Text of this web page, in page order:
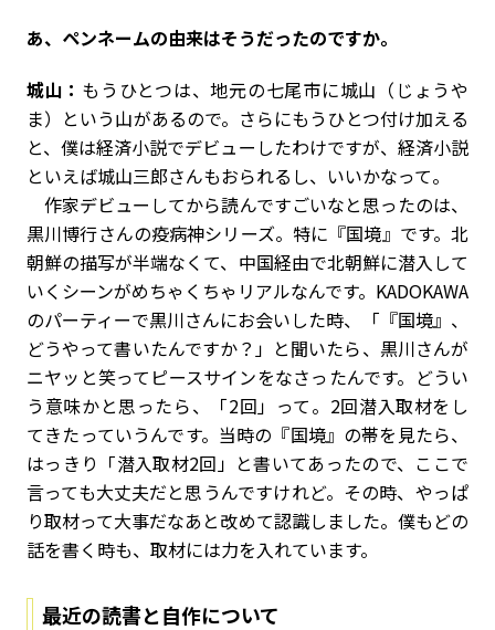
――あ、ペンネームの由来はそうだったのですか。
城山： もうひとつは、地元の七尾市に城山（じょうや
ま）という山があるので。さらにもうひとつ付け加える
と、僕は経済小説でデビューしたわけですが、経済小説
といえば城山三郎さんもおられるし、いいかなって。
作家デビューしてから読んですごいなと思ったのは、
黒川博行さんの疫病神シリーズ。特に『国境』です。北
朝鮮の描写が半端なくて、中国経由で北朝鮮に潜入して
いくシーンがめちゃくちゃリアルなんです。KADOKAWA
のパーティーで黒川さんにお会いした時、「『国境』、
どうやって書いたんですか？」と聞いたら、黒川さんが
ニヤッと笑ってピースサインをなさったんです。どうい
う意味かと思ったら、「2回」って。2回潜入取材をし
てきたっていうんです。当時の『国境』の帯を見たら、
はっきり「潜入取材2回」と書いてあったので、ここで
言っても大丈夫だと思うんですけれど。その時、やっぱ
り取材って大事だなあと改めて認識しました。僕もどの
話を書く時も、取材には力を入れています。
最近の読書と自作について